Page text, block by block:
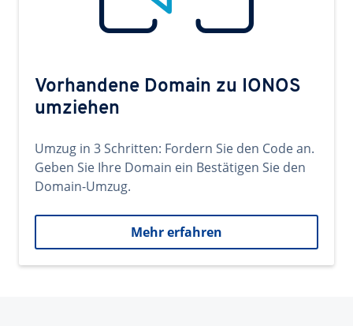
Vorhandene Domain zu IONOS
umziehen
Umzug in 3 Schritten: Fordern Sie den Code an.
Geben Sie Ihre Domain ein Bestätigen Sie den
Domain-Umzug.
Mehr erfahren